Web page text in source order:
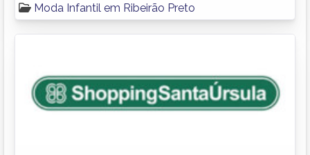
Moda Infantil em Ribeirão Preto